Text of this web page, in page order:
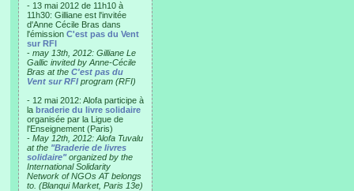
- 13 mai 2012 de 11h10 à
11h30: Gilliane est l'invitée
d'Anne Cécile Bras dans
l'émission C'est pas du Vent
sur RFI
- may 13th, 2012: Gilliane Le
Gallic invited by Anne-Cécile
Bras at the C'est pas du
Vent sur RFI program (RFI)
- 12 mai 2012: Alofa participe à
la braderie du livre solidaire
organisée par la Ligue de
l'Enseignement (Paris)
- May 12th, 2012: Alofa Tuvalu
at the "Braderie de livres
solidaire"organized by the
International Solidarity
Network of NGOs AT belongs
to. (Blanqui Market, Paris 13e)